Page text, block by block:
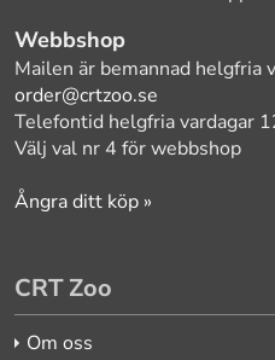
Webbshop
Mailen är bemannad helgfria
order@crtzoo.se
Telefontid helgfria vardagar
Välj val nr 4 för webbshop
Ångra ditt köp »
CRT Zoo
Om oss